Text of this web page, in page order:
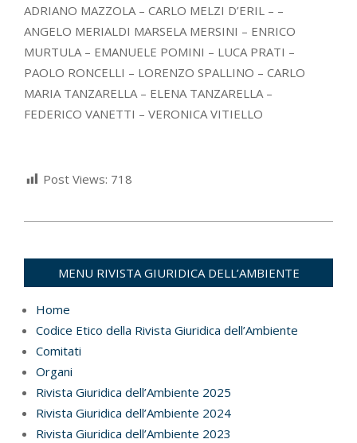
ADRIANO MAZZOLA – CARLO MELZI D’ERIL – –
ANGELO MERIALDI MARSELA MERSINI – ENRICO
MURTULA – EMANUELE POMINI – LUCA PRATI –
PAOLO RONCELLI – LORENZO SPALLINO – CARLO
MARIA TANZARELLA – ELENA TANZARELLA –
FEDERICO VANETTI – VERONICA VITIELLO
Post Views: 718
MENU RIVISTA GIURIDICA DELL’AMBIENTE
Home
Codice Etico della Rivista Giuridica dell’Ambiente
Comitati
Organi
Rivista Giuridica dell’Ambiente 2025
Rivista Giuridica dell’Ambiente 2024
Rivista Giuridica dell’Ambiente 2023